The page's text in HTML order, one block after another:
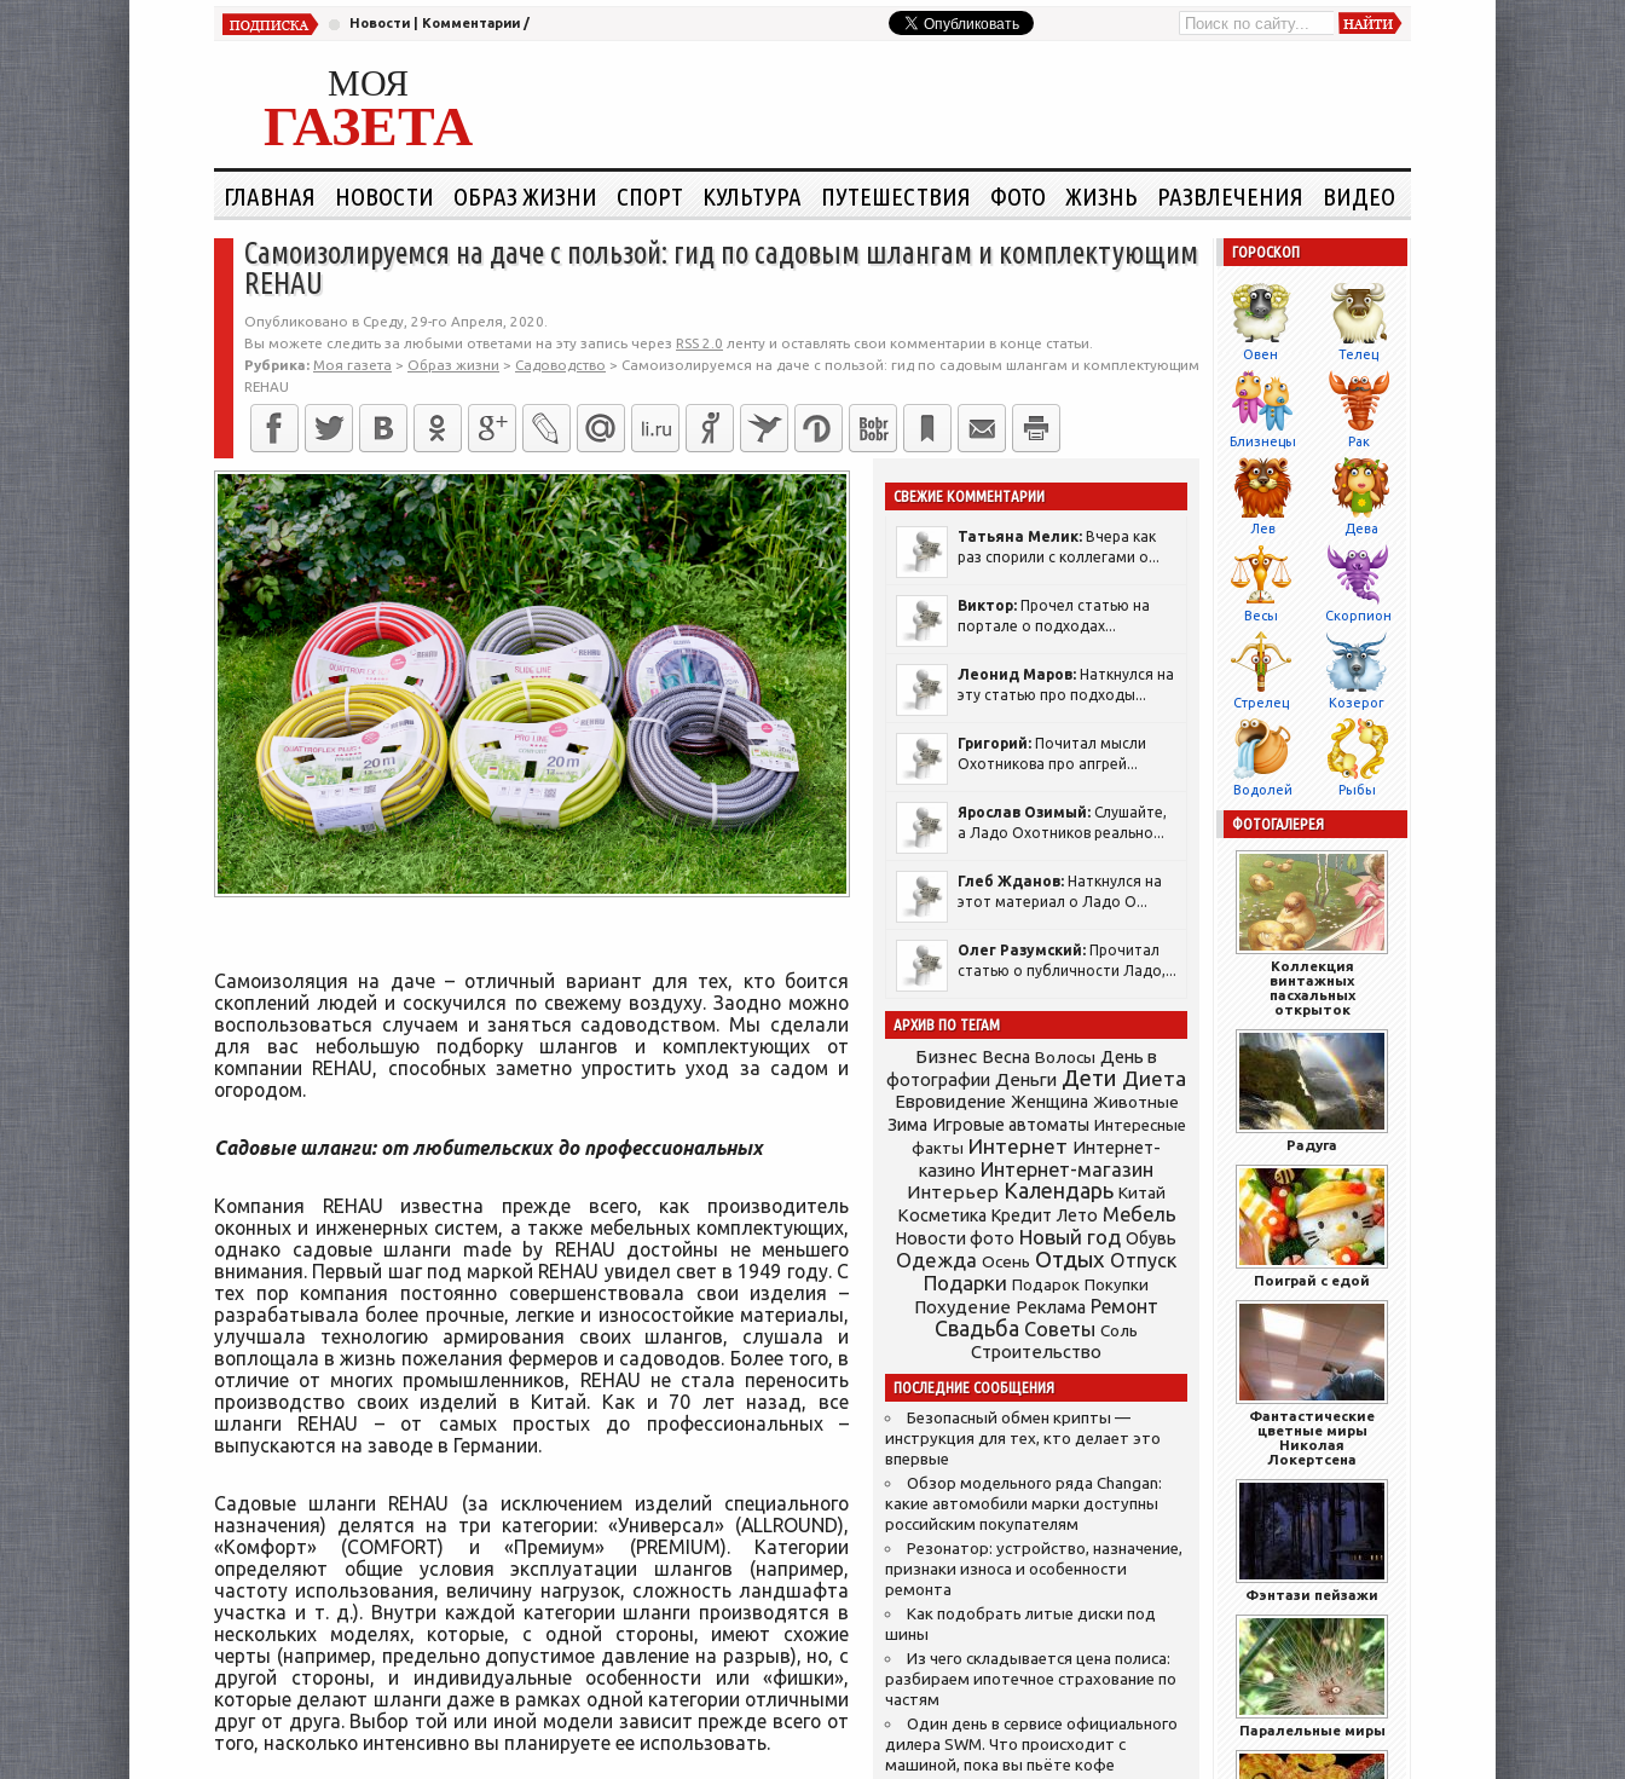
Новости Комментарии /
МОЯ
ГАЗЕТА
ГЛАВНАЯ НОВОСТИ ОБРАЗ ЖИЗНИ СПОРТ КУЛЬТУРА ПУТЕШЕСТВИЯ ФОТО ЖИЗНЬ РАЗВЛЕЧЕНИЯ ВИДЕО
Самоизолируемся на даче с пользой: гид по садовым шлангам и комплектующим
REHAU
Опубликовано в Среду, 29-го Апреля, 2020.
Вы можете следить за любыми ответами на эту запись через RSS 2.0 ленту и оставлять свои комментарии в конце статьи.
Рубрика: Моя газета > Образ жизни > Садоводство > Самоизолируемся на даче с пользой: гид по садовым шлангам и комплектующим
REHAU
Самоизоляция на даче – отличный вариант для тех, кто боится
скоплений людей и соскучился по свежему воздуху. Заодно можно
воспользоваться случаем и заняться садоводством. Мы сделали
для вас небольшую подборку шлангов и комплектующих от
компании REHAU, способныхзаметно упростить уход за садом и
огородом.
Садовые шланги: от любительских до профессиональных
Компания REHAU известна прежде всего, как производитель
оконных и инженерных систем, а также мебельных комплектующих,
однако садовые шланги made by REHAU достойны не меньшего
внимания. Первый шаг под маркой REHAU увидел свет в 1949 году. С
тех пор компания постоянно совершенствовала свои изделия –
разрабатывала более прочные, легкие и износостойкие материалы,
улучшала технологию армирования своих шлангов, слушала и
воплощала в жизнь пожелания фермеров и садоводов. Более того, в
отличие от многих промышленников, REHAU не стала переносить
производство своих изделий в Китай. Как и 70 лет назад, все
шланги REHAU – от самых простых до профессиональных –
выпускаются на заводе в Германии.
Садовые шланги REHAU (за исключением изделий специального
назначения) делятся на три категории: «Универсал» (ALLROUND),
«Комфорт» (COMFORT) и «Премиум» (PREMIUM). Категории
определяют общие условия эксплуатации шлангов (например,
частоту использования, величину нагрузок, сложность ландшафта
участка и т. д.). Внутри каждой категории шланги производятся в
нескольких моделях, которые, с одной стороны, имеют схожие
черты (например, предельно допустимое давление на разрыв), но, с
другой стороны, и индивидуальные особенности или «фишки»,
которые делают шланги даже в рамках одной категории отличными
друг от друга. Выбор той или иной модели зависит прежде всего от
того, насколько интенсивно вы планируете ее использовать.
СВЕЖИЕ КОММЕНТАРИИ
Татьяна Мелик: Вчера как
раз спорили с коллегами о...
Виктор: Прочел статью на
портале о подходах...
Леонид Маров: Наткнулся на
эту статью про подходы...
Григорий: Почитал мысли
Охотникова про апгрей...
Ярослав Озимый: Слушайте,
а Ладо Охотников реально...
Глеб Жданов: Наткнулся на
этот материал о Ладо О...
Олег Разумский: Прочитал
статью о публичности Ладо,...
АРХИВ ПО ТЕГАМ
Бизнес Весна Волосы День в
фотографии Деньги Дети Диета
Евровидение Женщина Животные
Зима Игровые автоматы Интересные
факты Интернет Интернет-
казино Интернет-магазин
Интерьер Календарь Китай
Косметика Кредит Лето Мебель
Новости фото Новый год Обувь
Одежда Осень Отдых Отпуск
Подарки Подарок Покупки
Похудение Реклама Ремонт
Свадьба Советы Соль
Строительство
ПОСЛЕДНИЕ СООБЩЕНИЯ
Безопасный обмен крипты —
инструкция для тех, кто делает это
впервые
Обзор модельного ряда Changan:
какие автомобили марки доступны
российским покупателям
Резонатор: устройство, назначение,
признаки износа и особенности
ремонта
Как подобрать литые диски под
шины
Из чего складывается цена полиса:
разбираем ипотечное страхование по
частям
Один день в сервисе официального
дилера SWM. Что происходит с
машиной, пока вы пьёте кофе
ГОРОСКОП
Овен Телец
Близнецы Рак
Лев Дева
Весы Скорпион
Стрелец Козерог
Водолей Рыбы
ФОТОГАЛЕРЕЯ
Коллекция
винтажных
пасхальных
открыток
Радуга
Поиграй с едой
Фантастические
цветные миры
Николая
Локертсена
Фэнтази пейзажи
Паралельные миры